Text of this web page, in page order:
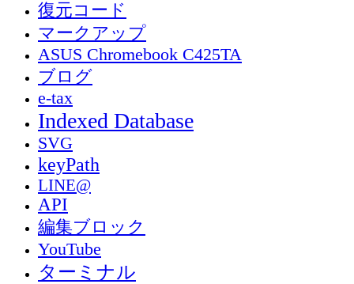
復元コード
マークアップ
ASUS Chromebook C425TA
ブログ
e-tax
Indexed Database
SVG
keyPath
LINE@
API
編集ブロック
YouTube
ターミナル